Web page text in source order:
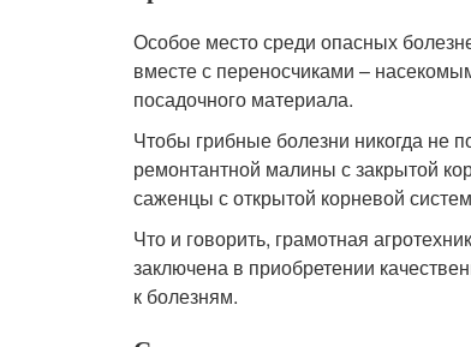
Особое место среди опасных
вместе с переносчиками –
посадочного материала.
Чтобы грибные болезни никогда не
ремонтантной малины с закрытой
саженцы с открытой корневой
Что и говорить, грамотная
заключена в приобретении
к болезням.